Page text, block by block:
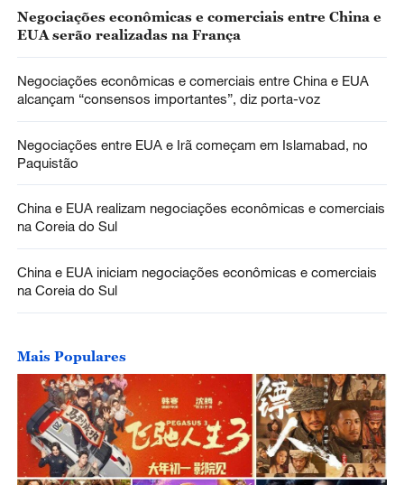
Negociações econômicas e comerciais entre China e
EUA serão realizadas na França
Negociações econômicas e comerciais entre China e EUA
alcançam “consensos importantes”, diz porta-voz
Negociações entre EUA e Irã começam em Islamabad, no
Paquistão
China e EUA realizam negociações econômicas e comerciais
na Coreia do Sul
China e EUA iniciam negociações econômicas e comerciais
na Coreia do Sul
Mais Populares